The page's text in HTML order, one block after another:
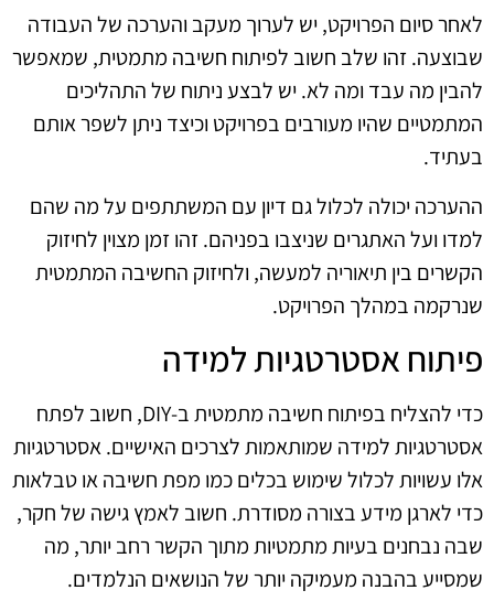
לאחר סיום הפרויקט, יש לערוך מעקב והערכה של העבודה
שבוצעה. זהו שלב חשוב לפיתוח חשיבה מתמטית, שמאפשר
להבין מה עבד ומה לא. יש לבצע ניתוח של התהליכים
המתמטיים שהיו מעורבים בפרויקט וכיצד ניתן לשפר אותם
בעתיד.
ההערכה יכולה לכלול גם דיון עם המשתתפים על מה שהם
למדו ועל האתגרים שניצבו בפניהם. זהו זמן מצוין לחיזוק
הקשרים בין תיאוריה למעשה, ולחיזוק החשיבה המתמטית
שנרקמה במהלך הפרויקט.
פיתוח אסטרטגיות למידה
כדי להצליח בפיתוח חשיבה מתמטית ב-DIY, חשוב לפתח
אסטרטגיות למידה שמותאמות לצרכים האישיים. אסטרטגיות
אלו עשויות לכלול שימוש בכלים כמו מפת חשיבה או טבלאות
כדי לארגן מידע בצורה מסודרת. חשוב לאמץ גישה של חקר,
שבה נבחנים בעיות מתמטיות מתוך הקשר רחב יותר, מה
שמסייע בהבנה מעמיקה יותר של הנושאים הנלמדים.